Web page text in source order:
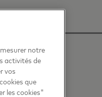
notre
activités de
vos
que
les cookies"